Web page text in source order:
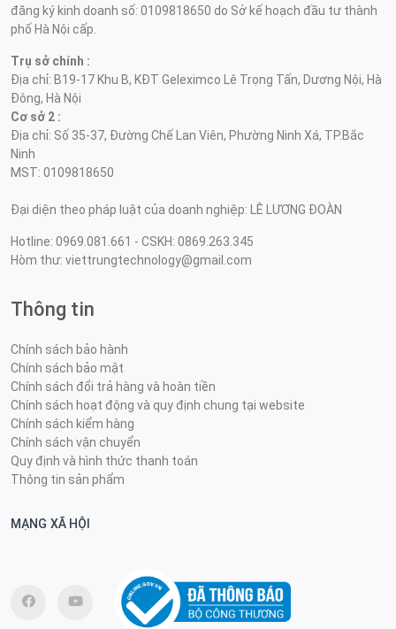
đăng ký kinh doanh số: 0109818650 do Sở kế hoạch đầu tư thành
phố Hà Nội cấp.
Trụ sở chính :
Địa chỉ: B19-17 Khu B, KĐT Geleximco Lê Trọng Tấn, Dương Nội, Hà
Đông, Hà Nội
Cơ sở 2 :
Địa chỉ: Số 35-37, Đường Chế Lan Viên, Phường Ninh Xá, TP.Bắc
Ninh
MST: 0109818650
Đại diện theo pháp luật của doanh nghiệp: LÊ LƯƠNG ĐOÀN
Hotline: 0969.081.661 - CSKH: 0869.263.345
Hòm thư: viettrungtechnology@gmail.com
Thông tin
Chính sách bảo hành
Chính sách bảo mật
Chính sách đổi trả hàng và hoàn tiền
Chính sách hoạt động và quy định chung tại website
Chính sách kiểm hàng
Chính sách vận chuyển
Quy định và hình thức thanh toán
Thông tin sản phẩm
MẠNG XÃ HỘI